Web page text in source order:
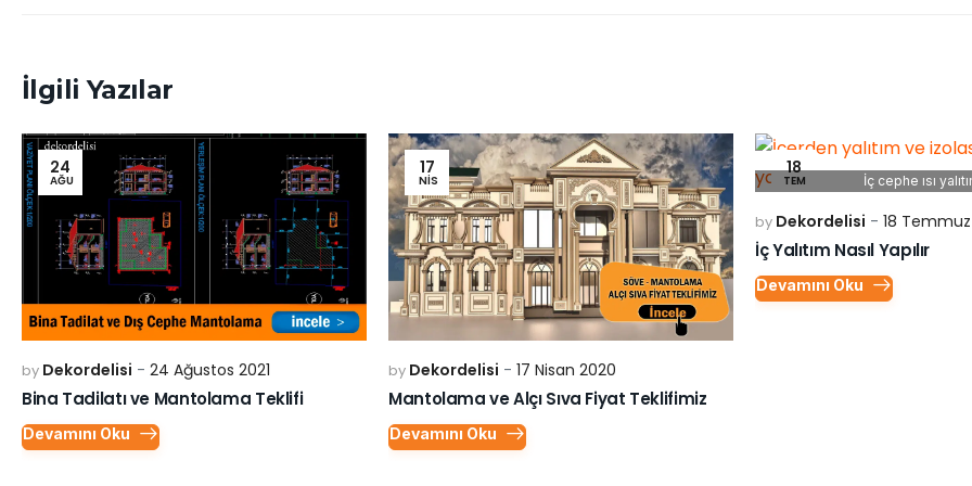
İlgili Yazılar
24
AĞU
by Dekordelisi 24 Ağustos 2021
Bina Tadilatı ve Mantolama Teklifi
Devamını Oku
17
NIS
by Dekordelisi 17 Nisan 2020
Mantolama ve Alçı Sıva Fiyat Teklifimiz
Devamını Oku
18
TEM İç cephe ısı
by Dekordelisi 18 Temmuz
İç Yalıtım Nasıl Yapılır
Devamını Oku